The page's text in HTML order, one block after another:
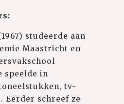
studeerde aan
Maastricht en
speelde in
tv-
Eerder schreef ze